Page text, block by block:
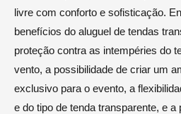
livre com conforto e sofisticação.
benefícios do aluguel de tendas
proteção contra as intempéries do
vento, a possibilidade de criar um
exclusivo para o evento, a
e do tipo de tenda transparente, e